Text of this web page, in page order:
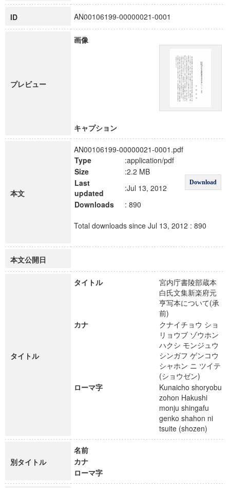
ID AN00106199-00000021-0001
プレビュー
画像
キャプション
本文
AN00106199-00000021-0001.pdf
Type
:application/pdf
Download
Size
:2.2 MB
Last
updated
:Jul 13, 2012
Downloads
: 890
Total downloads since Jul 13, 2012 : 890
本文公開日
タイトル
タイトル
宮内庁書陵部蔵本
白氏文集新楽府元
亨写本について(承
前)
カナ
クナイチョウ ショ
リョウブ ゾウホン
ハクシ モンジュウ
シンガフ ゲンコウ
シャホン ニ ツイテ
(ショウゼン)
ローマ字
Kunaicho shoryobu
zohon Hakushi
monju shingafu
genko shahon ni
tsuite (shozen)
別タイトル
名前
カナ
ローマ字